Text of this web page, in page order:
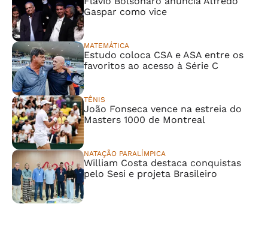
Gaspar como vice
MATEMÁTICA
Estudo coloca CSA e ASA entre os
favoritos ao acesso à Série C
TÊNIS
João Fonseca vence na estreia do
Masters 1000 de Montreal
NATAÇÃO PARALÍMPICA
William Costa destaca conquistas
pelo Sesi e projeta Brasileiro